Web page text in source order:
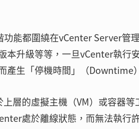
能都圍繞在vCenter Server管
本升級等等，一旦vCenter執行
產生「停機時間」（Downtime
層的虛擬主機（VM）或容器
處於離線狀態，而無法執行